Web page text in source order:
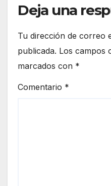
Deja una
Tu dirección de correo
publicada. Los campos
marcados con *
Comentario *